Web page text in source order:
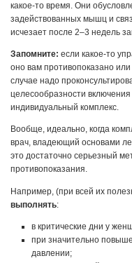
какое-то время. Они
задействованных мышц и
исчезает после 2–3 недель
Запомните: если какое-то
оно вам противопоказано
случае надо
целесообразности
индивидуальный комплекс.
Вообще, идеально, когда
врач, владеющий основами
это достаточно серьезный
противопоказания.
Например, (при всей их
выполнять:
в критические дни у
при значительно
давлении;